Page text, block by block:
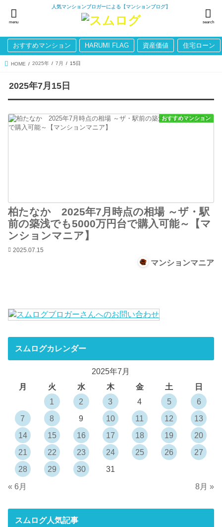
人気マンションブロガーによる【マンションブログ】
search
menu
おすすめマンション HARUMI FLAG 資産価値 住宅ローン
HOME 2025年 7月 15日
2025年7月15日
おすすめマンション
柏たなか 2025年7月時点の相場 ～ザ・駅
前の築浅でも5000万円台で購入可能～【マ
ンションマニア】
2025.07.15
マンションマニア
スムログカレンダー
2025年7月
月
火 水 木 金 土
日
1
2 3 4 5
6
7
8 9 10 11 12
13
14
15 16 17 18 19
20
21
22 23 24 25 26
27
28
29 30
31
« 6月
8月 »
スムログ人気記事